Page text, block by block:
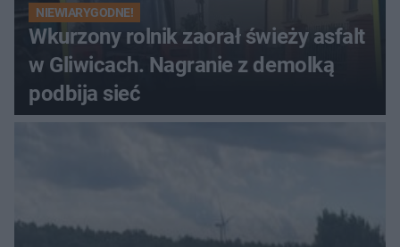
NIEWIARYGODNE!
Wkurzony rolnik zaorał świeży asfalt
w Gliwicach. Nagranie z demolką
podbija sieć